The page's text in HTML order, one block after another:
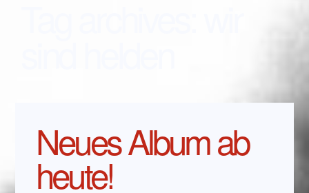
Neues Album ab
heute!